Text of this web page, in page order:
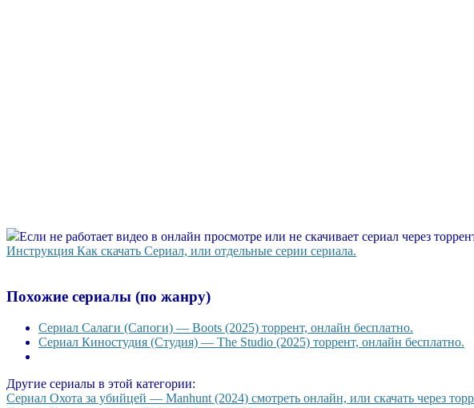
Если не работает видео в онлайн просмотре или не скачивает сериал через
Инструкция Как скачать Сериал, или отдельные серии сериала.
Похожие сериалы (по жанру)
Сериал Салаги (Сапоги) — Boots (2025) торрент, онлайн бесплатно.
Сериал Киностудия (Студия) — The Studio (2025) торрент, онлайн бесплатно.
Другие сериалы в этой категории:
Сериал Охота за убийцей — Manhunt (2024) смотреть онлайн, или скачать через